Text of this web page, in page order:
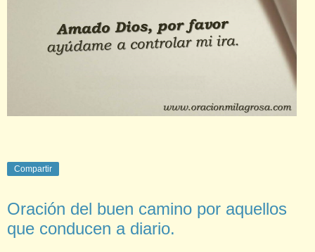
Compartir
Oración del buen camino por aquellos
que conducen a diario.